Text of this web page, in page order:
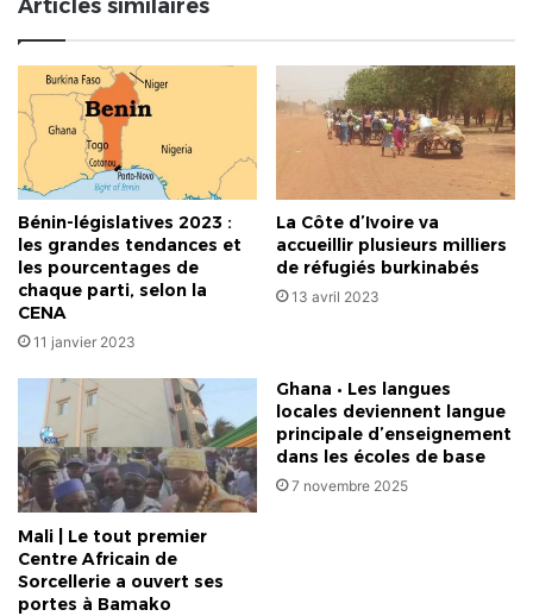
à
Bamako.
ne
sont
pas
des
mercenaires"
Articles similaires
Bénin-législatives 2023 :
les grandes tendances et
les pourcentages de
chaque parti, selon la
CENA
11 janvier 2023
La Côte d’Ivoire va
accueillir plusieurs milliers
de réfugiés burkinabés
13 avril 2023
Mali | Le tout premier
Centre Africain de
Sorcellerie a ouvert ses
portes à Bamako
Ghana • Les langues
locales deviennent langue
principale d’enseignement
dans les écoles de base
7 novembre 2025